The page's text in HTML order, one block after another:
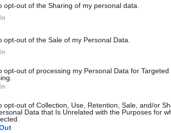
opt-out of the Sharing of my personal data.
opt-out of the Sale of my Personal Data.
opt-out of processing my Personal Data for Targeted
opt-out of Collection, Use, Retention, Sale, and/or
Data that Is Unrelated with the Purposes for